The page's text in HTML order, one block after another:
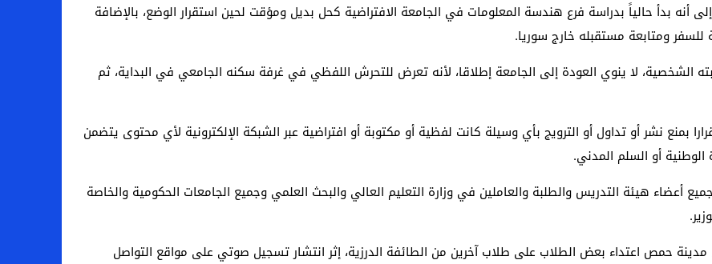
أنه بدأ حالياً بدراسة فرع هندسة المعلومات في الجامعة الافتراضية كحل بديل ومؤقت لحين استقرار الوضع، بالإضافة
ومتابعة مستقبله خارج سوريا.
الشخصية، لا ينوي العودة إلى الجامعة إطلاقا، لأنه تعرض للتحرش اللفظي في غرفة سكنه الجامعي في البداية، ثم
بمنع نشر أو تداول أو الترويج بأي وسيلة كانت لفظية أو مكتوبة أو افتراضية عبر الشبكة الإلكترونية لأي محتوى يتضمن
أو السلم المدني.
الوزارة في قرارها الصادر بتاريخ 10 مايو 2025، جميع أعضاء هيئة التدريس والطلبة والعاملين في وزارة التعليم العالي والبحث العلمي وجميع الجامعات الحكومية والخاصة
الجامعي في مدينة حمص اعتداء بعض الطلاب على طلاب آخرين من الطائفة الدرزية، إثر انتشار تسجيل صوتي على مواقع التواصل